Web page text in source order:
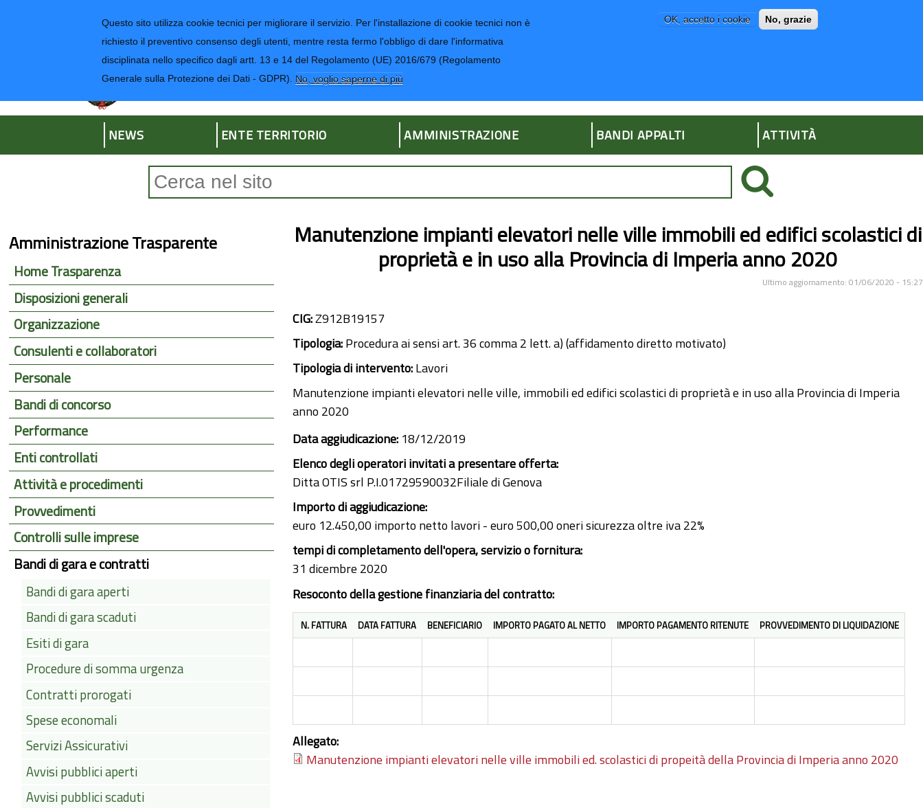
Questo sito utilizza cookie tecnici per migliorare il servizio. Per l'installazione di cookie tecnici non è
richiesto il preventivo consenso degli utenti, mentre resta fermo l'obbligo di dare l'informativa
disciplinata nello specifico dagli artt. 13 e 14 del Regolamento (UE) 2016/679 (Regolamento
Generale sulla Protezione dei Dati - GDPR). No, voglio saperne di più
OK, accetto i cookie No, grazie
Regione Liguria
Provincia di Imperia
NEWS ENTE TERRITORIO AMMINISTRAZIONE BANDI APPALTI ATTIVITÀ
Manutenzione impianti elevatori nelle ville immobili ed edifici scolastici di
proprietà e in uso alla Provincia di Imperia anno 2020
Ultimo aggiornamento: 01/06/2020 - 15:27
CIG:Z912B19157
Tipologia:Procedura ai sensi art. 36 comma 2 lett. a) (affidamento diretto motivato)
Tipologia di intervento:Lavori
Manutenzione impianti elevatori nelle ville, immobili ed edifici scolastici di proprietà e in uso alla Provincia di Imperia
anno 2020
Data aggiudicazione: 18/12/2019
Elenco degli operatori invitati a presentare offerta:
Ditta OTIS srl P.I.01729590032Filiale di Genova
Importo di aggiudicazione:
euro 12.450,00 importo netto lavori - euro 500,00 oneri sicurezza oltre iva 22%
tempi di completamento dell'opera, servizio o fornitura:
31 dicembre 2020
Resoconto della gestione finanziaria del contratto:
N. FATTURA DATA FATTURA BENEFICIARIO IMPORTO PAGATO AL NETTO IMPORTO PAGAMENTO RITENUTE PROVVEDIMENTO DI LIQUIDAZIONE
Allegato:
Manutenzione impianti elevatori nelle ville immobili ed. scolastici di propeità della Provincia di Imperia anno 2020
Amministrazione Trasparente
Home Trasparenza
Disposizioni generali
Organizzazione
Consulenti e collaboratori
Personale
Bandi di concorso
Performance
Enti controllati
Attività e procedimenti
Provvedimenti
Controlli sulle imprese
Bandi di gara e contratti
Bandi di gara aperti
Bandi di gara scaduti
Esiti di gara
Procedure di somma urgenza
Contratti prorogati
Spese economali
Servizi Assicurativi
Avvisi pubblici aperti
Avvisi pubblici scaduti